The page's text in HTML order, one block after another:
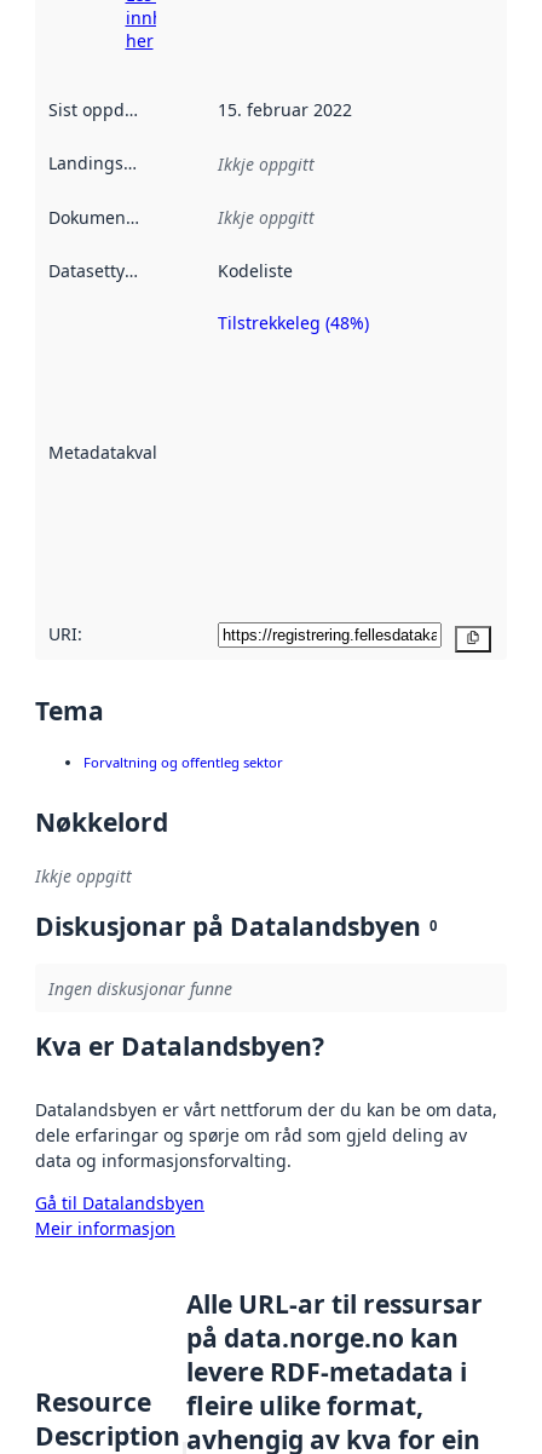
innhenting
her
Sist oppdatert 15. februar 2022
Landingsside Ikkje oppgitt
Dokumentasjon Ikkje oppgitt
Datasettype Kodeliste
Metadatakvalitet
Metadatakvalitet
Tilstrekkeleg (48%)
URI:
Tema
Forvaltning og offentleg sektor
Nøkkelord
Ikkje oppgitt
Diskusjonar på Datalandsbyen 0
Ingen diskusjonar funne
Kva er Datalandsbyen?
Datalandsbyen er vårt nettforum der du kan be om data,
dele erfaringar og spørje om råd som gjeld deling av
data og informasjonsforvalting.
Gå til Datalandsbyen
Meir informasjon
Resource
Description
Alle URL-ar til ressursar
på data.norge.no kan
levere RDF-metadata i
fleire ulike format,
avhengig av kva for ein